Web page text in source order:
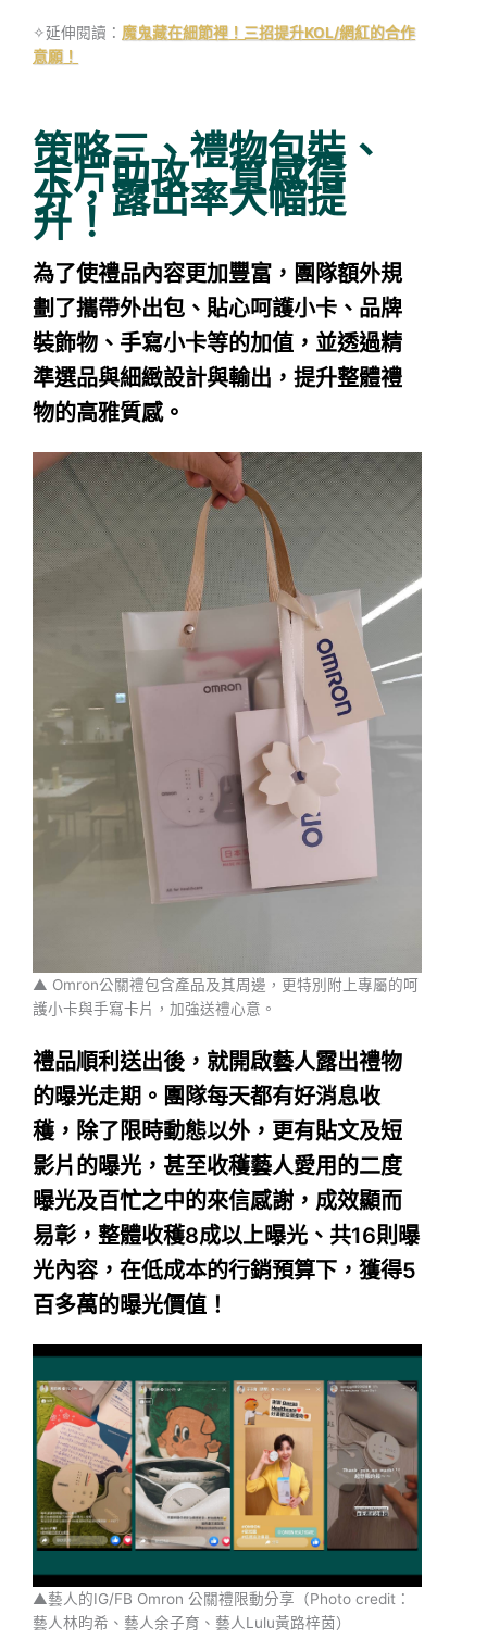
✧延伸閱讀： 魔鬼藏在細節裡！三招提升KOL/網紅的合作
意願！
策略三、禮物包裝、
卡片助攻：質感得
分，露出率大幅提
升！
為了使禮品內容更加豐富，團隊額外規
劃了攜帶外出包、貼心呵護小卡、品牌
裝飾物、手寫小卡等的加值，並透過精
準選品與細緻設計與輸出，提升整體禮
物的高雅質感。
▲ Omron公關禮包含產品及其周邊，更特別附上專屬的呵
護小卡與手寫卡片，加強送禮心意。
禮品順利送出後，就開啟藝人露出禮物
的曝光走期。團隊每天都有好消息收
穫，除了限時動態以外，更有貼文及短
影片的曝光，甚至收穫藝人愛用的二度
曝光及百忙之中的來信感謝，成效顯而
易彰，整體收穫8成以上曝光、共16則曝
光內容，在低成本的行銷預算下，獲得5
百多萬的曝光價值！
▲藝人的IG/FB Omron 公關禮限動分享（Photo credit：
藝人林昀希、藝人余子育、藝人Lulu黃路梓茵）